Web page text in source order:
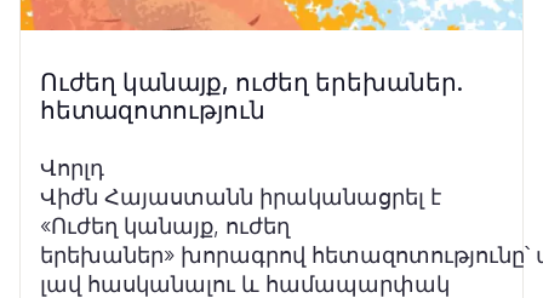
Ուժեղ կանայք, ուժեղ երեխաներ.
հետազոտություն
Վորլդ
Վիժն Հայաստանն իրականացրել է
«Ուժեղ կանայք, ուժեղ
երեխաներ» խորագրով հետազոտությունը՝
լավ հասկանալու և համապարփակ